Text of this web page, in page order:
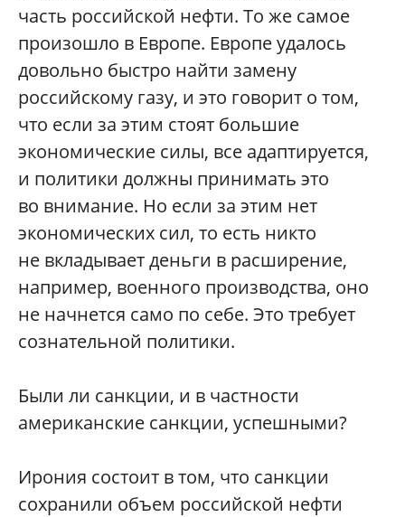
часть российской нефти. То же самое
произошло в Европе. Европе удалось
довольно быстро найти замену
российскому газу, и это говорит о том,
что если за этим стоят большие
экономические силы, все адаптируется,
и политики должны принимать это
во внимание. Но если за этим нет
экономических сил, то есть никто
не вкладывает деньги в расширение,
например, военного производства, оно
не начнется само по себе. Это требует
сознательной политики.
Были ли санкции, и в частности
американские санкции, успешными?
Ирония состоит в том, что санкции
сохранили объем российской нефти